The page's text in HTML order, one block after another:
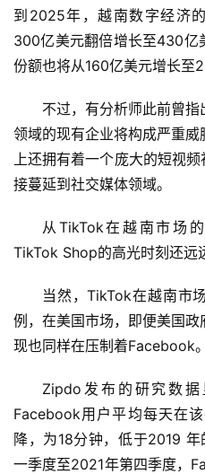
新
商
专
专
题
到2025年，越南数字经济
300亿美元翻倍增长至430亿
份额也将从160亿美元增长至
不过，有分析师此前曾
领域的现有企业将构成严重
上还拥有着一个庞大的短视
接蔓延到社交媒体领域。
从TikTok在越南市场
TikTok Shop的高光时刻还远
当然，TikTok在越南市
例，在美国市场，即便美国
现也同样在压制着Facebook。
Zipdo发布的研究数
Facebook用户平均每天在
降，为18分钟，低于2019
一季度至2021年第四季度，